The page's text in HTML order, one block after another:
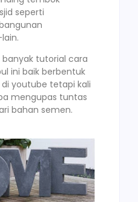
seperti
tutorial cara
ini baik berbentuk
youtube tetapi kali
mengupas tuntas
bahan semen.